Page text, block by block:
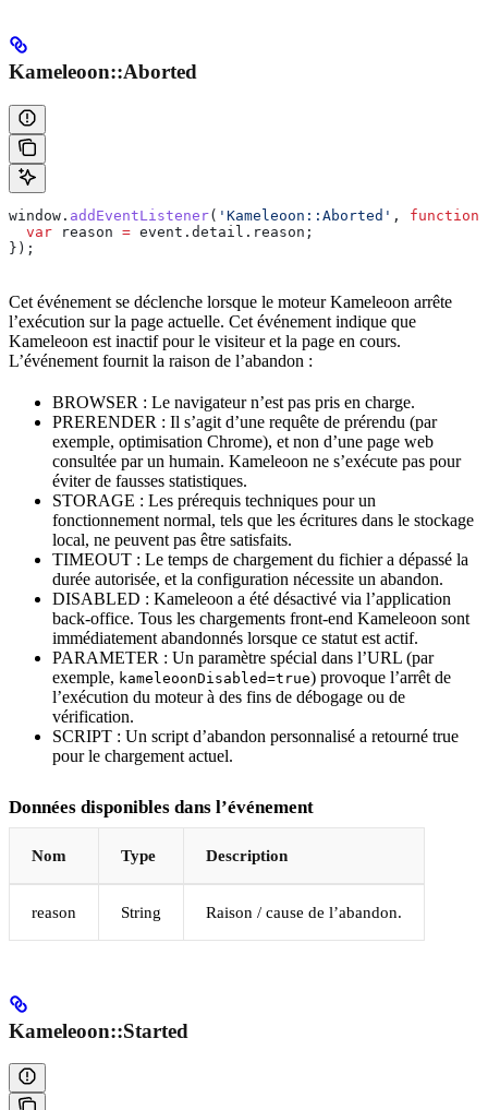
Kameleoon::Aborted
window . addEventListener( 'Kameleoon::Aborted' , function
  var
reason = event . detail . reason ;
});
Cet événement se déclenche lorsque le moteur Kameleoon arrête
l’exécution sur la page actuelle. Cet événement indique que
Kameleoon est inactif pour le visiteur et la page en cours.
L’événement fournit la raison de l’abandon :
BROWSER : Le navigateur n’est pas pris en charge.
PRERENDER : Il s’agit d’une requête de prérendu (par
exemple, optimisation Chrome), et non d’une page web
consultée par un humain. Kameleoon ne s’exécute pas pour
éviter de fausses statistiques.
STORAGE : Les prérequis techniques pour un
fonctionnement normal, tels que les écritures dans le stockage
local, ne peuvent pas être satisfaits.
TIMEOUT : Le temps de chargement du fichier a dépassé la
durée autorisée, et la configuration nécessite un abandon.
DISABLED : Kameleoon a été désactivé via l’application
back-office. Tous les chargements front-end Kameleoon sont
immédiatement abandonnés lorsque ce statut est actif.
PARAMETER : Un paramètre spécial dans l’URL (par
exemple, kameleoonDisabled=true) provoque l’arrêt de
l’exécution du moteur à des fins de débogage ou de
vérification.
SCRIPT : Un script d’abandon personnalisé a retourné true
pour le chargement actuel.
Données disponibles dans l’événement
Nom Type Description
reason String Raison / cause de l’abandon.
Kameleoon::Started